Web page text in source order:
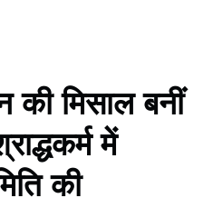
मिसाल बनीं
में
की